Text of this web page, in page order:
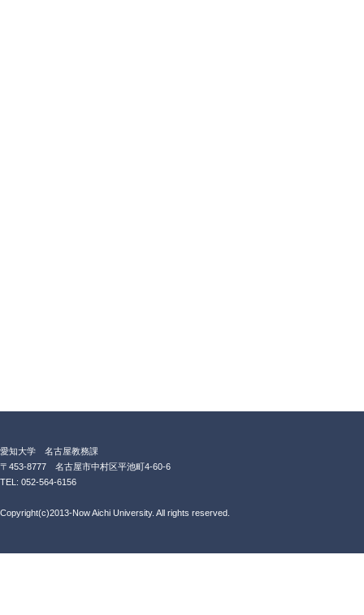
愛知大学 名古屋教務課
〒453-8777 名古屋市中村区平池町4-60-6
TEL: 052-564-6156
Copyright(c)2013-Now Aichi University. All rights reserved.